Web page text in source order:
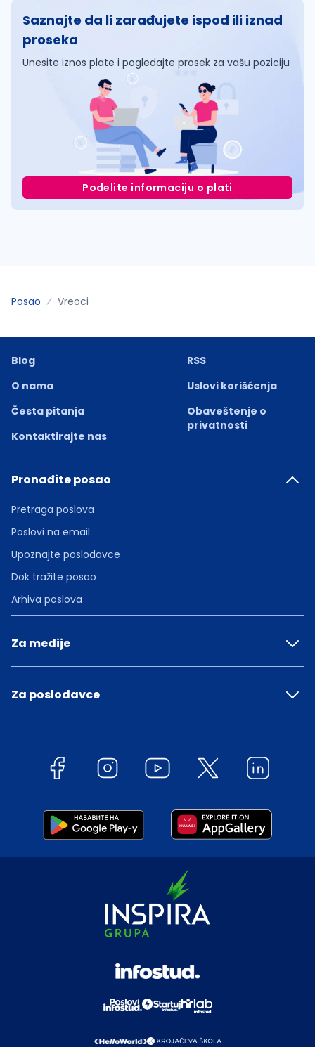
Saznajte da li zarađujete ispod ili iznad
proseka
Unesite iznos plate i pogledajte prosek za vašu poziciju
Podelite informaciju o plati
Posao Vreoci
Blog
O nama
Česta pitanja
Kontaktirajte nas
RSS
Uslovi korišćenja
Obaveštenje o
privatnosti
Pronađite posao
Pretraga poslova
Poslovi na email
Upoznajte poslodavce
Dok tražite posao
Arhiva poslova
Za medije
Za poslodavce